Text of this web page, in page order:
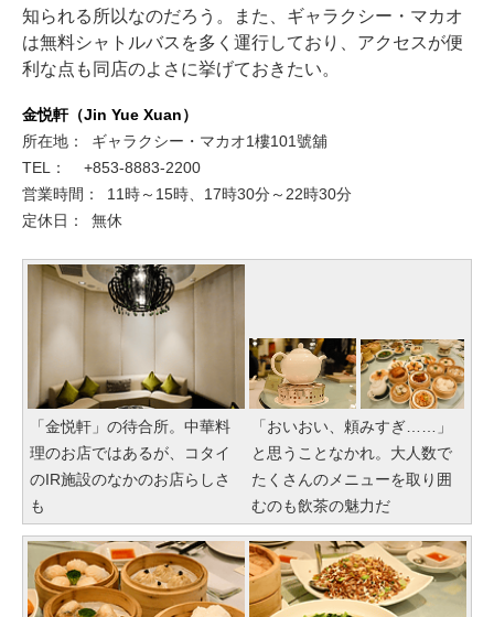
知られる所以なのだろう。また、ギャラクシー・マカオ
は無料シャトルバスを多く運行しており、アクセスが便
利な点も同店のよさに挙げておきたい。
金悦軒（Jin Yue Xuan）
所在地：
ギャラクシー・マカオ1樓101號舖
TEL：
+853-8883-2200
営業時間：
11時～15時、17時30分～22時30分
定休日：
無休
「金悦軒」の待合所。中華料
理のお店ではあるが、コタイ
のIR施設のなかのお店らしさ
も
「おいおい、頼みすぎ……」
と思うことなかれ。大人数で
たくさんのメニューを取り囲
むのも飲茶の魅力だ